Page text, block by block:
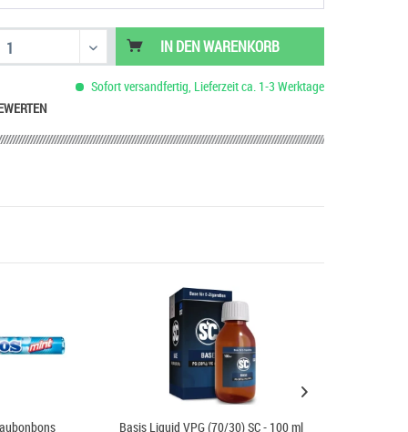
IN DENWARENKORB
Sofort versandfertig, Lieferzeit ca. 1-3 Werktage
Basis Liquid VPG (70/30) SC - 100 ml